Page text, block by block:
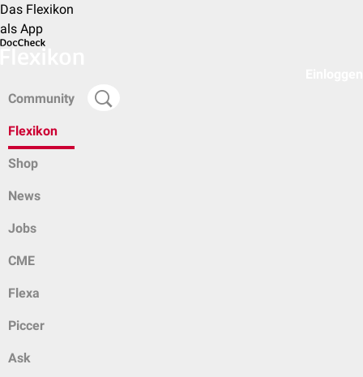
Das Flexikon
als App
Community
Flexikon
Shop
News
Jobs
CME
Flexa
Piccer
Ask